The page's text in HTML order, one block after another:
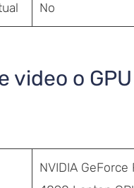
No
video o GPU
NVIDIA GeForce